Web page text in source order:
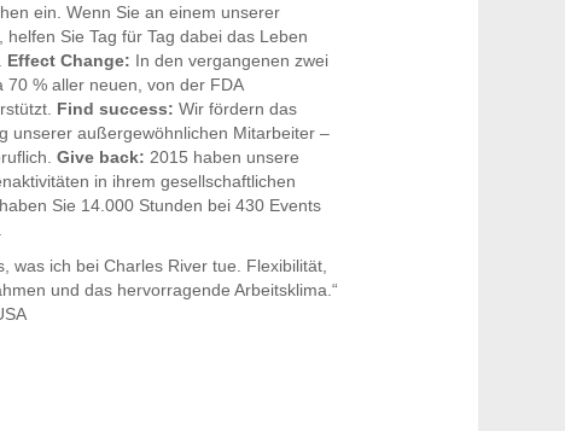
ein. Wenn Sie an einem unserer
Sie Tag für Tag dabei das Leben
Effect Change: In den vergangenen zwei
% aller neuen, von der FDA
Find success: Wir fördern das
unserer außergewöhnlichen Mitarbeiter –
Give back: 2015 haben unsere
in ihrem gesellschaftlichen
Sie 14.000 Stunden bei 430 Events
was ich bei Charles River tue. Flexibilität,
und das hervorragende Arbeitsklima.“
NC, USA